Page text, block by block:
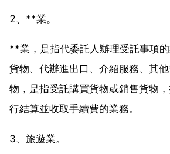
2、**業。
**業，是指代委託人辦理受託事項
貨物、代辦進出口、介紹服務、其
物，是指受託購買貨物或銷售貨物
行結算並收取手續費的業務。
3、旅遊業。